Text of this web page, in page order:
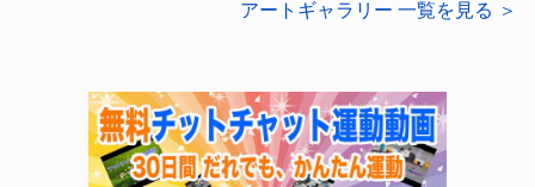
アートギャラリー 一覧を見る ＞